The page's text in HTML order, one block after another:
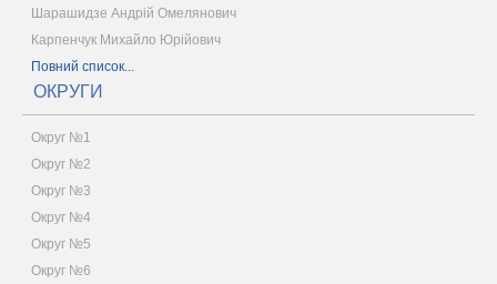
Шарашидзе Андрій Омелянович
Карпенчук Михайло Юрійович
Повний список...
ОКРУГИ
Округ №1
Округ №2
Округ №3
Округ №4
Округ №5
Округ №6